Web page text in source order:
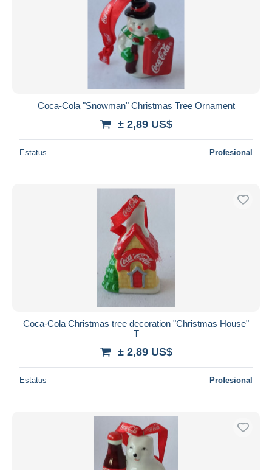
Coca-Cola "Snowman" Christmas Tree Ornament
± 2,89 US$
Estatus Profesional
Coca-Cola Christmas tree decoration "Christmas House"
T
± 2,89 US$
Estatus Profesional